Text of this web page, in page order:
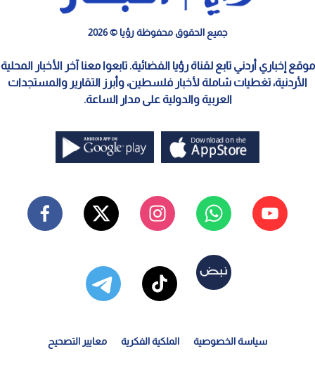
جميع الحقوق محفوظة رؤيا © 2026
موقع إخباري أردني تابع لقناة رؤيا الفضائية. تابعوا معنا آخر الأخبار المحلية
الأردنية، تغطيات شاملة لأخبار فلسطين، وأبرز التقارير والمستجدات
العربية والدولية على مدار الساعة.
سياسة الخصوصية الملكية الفكرية معايير التصحيح